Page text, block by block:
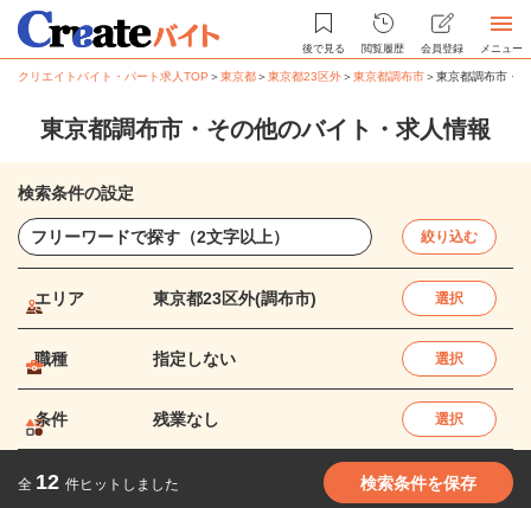
後で見る 閲覧履歴 会員登録 メニュー
クリエイトバイト・パート求人TOP ＞東京都＞東京都23区外＞東京都調布市＞東京都調布市・
東京都調布市・その他のバイト・求人情報
検索条件の設定
絞り込む
エリア 東京都23区外(調布市) 選択
職種 指定しない 選択
条件 残業なし 選択
全 12 件ヒットしました 検索条件を保存